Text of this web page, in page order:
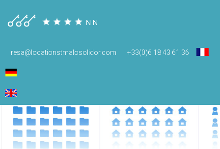
resa@locationstmalosolidor.com +33(0)6 18 43 61 36
labels-2
janvier 5, 2015